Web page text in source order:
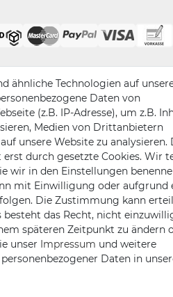
ähnliche Technologien auf
Daten von
(z.B. IP-Adresse), um z.B.
Medien von Drittanbietern
unsere Website zu analysieren.
durch gesetzte Cookies. Wir
wir in den Einstellungen
mit Einwilligung oder aufgrund
Die Zustimmung kann
besteht das Recht, nicht
späteren Zeitpunkt zu ändern
unser Impressum und weitere
Daten in